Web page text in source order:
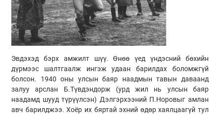
Эвдэхэд бэрх амжилт шүү. Өнөө үед үндэсний бөхийн
дүрмээс шалтгаалж ингэж удаан барилдах боломжгүй
болсон. 1940 оны улсын баяр наадмын тавын даваанд
залуу арслан Б.Түвдэндорж (урд жил нь улсын баяр
наадамд шууд түрүүлсэн) Дэлгэрхээний П.Норовыг амлан
авч барилджээ. Хоёр их бяртай эхний өдөр хаялцаагүй тул